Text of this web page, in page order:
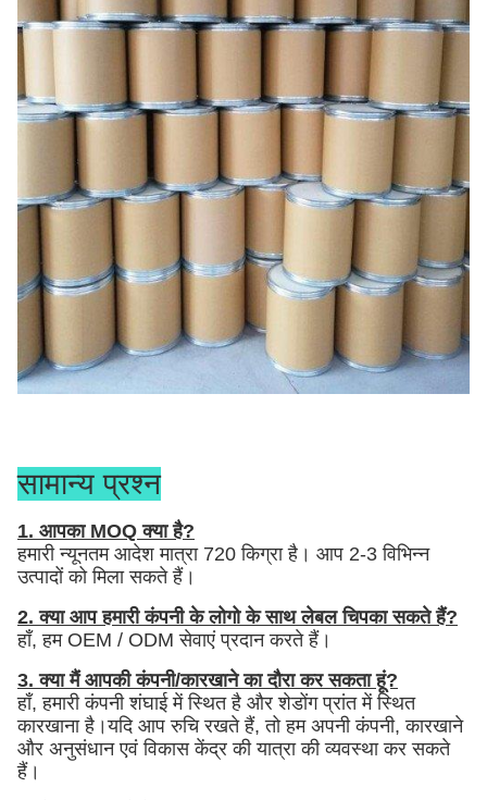
सामान्य प्रश्न
1. आपका MOQ क्या है?
हमारी न्यूनतम आदेश मात्रा 720 किग्रा है। आप 2-3 विभिन्न
उत्पादों को मिला सकते हैं।
2. क्या आप हमारी कंपनी के लोगो के साथ लेबल चिपका सकते हैं?
हाँ, हम OEM / ODM सेवाएं प्रदान करते हैं।
3. क्या मैं आपकी कंपनी/कारखाने का दौरा कर सकता हूं?
हाँ, हमारी कंपनी शंघाई में स्थित है और शेडोंग प्रांत में स्थित
कारखाना है।यदि आप रुचि रखते हैं, तो हम अपनी कंपनी, कारखाने
और अनुसंधान एवं विकास केंद्र की यात्रा की व्यवस्था कर सकते
हैं।